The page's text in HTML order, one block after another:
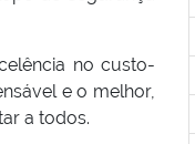
no custo-
e o melhor,
a todos.